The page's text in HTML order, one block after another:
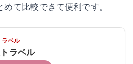
て比較できて便利です。
ラベル
ラベル